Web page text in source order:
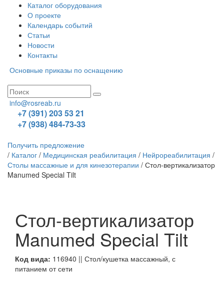
Каталог оборудования
О проекте
Календарь событий
Статьи
Новости
Контакты
Основные приказы по оснащению
info@rosreab.ru
+7 (391) 203 53 21
+7 (938) 484-73-33
Получить предложение
/ Каталог / Медицинская реабилитация / Нейрореабилитация /
Столы массажные и для кинезотерапии / Стол-вертикализатор
Manumed Special Tilt
Стол-вертикализатор
Manumed Special Tilt
Код вида: 116940 || Стол/кушетка массажный, с
питанием от сети